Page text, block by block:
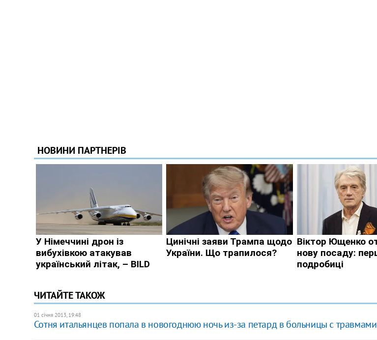
ЧИТАЙТЕ ТАКОЖ
01 січня 2013, 19:48
Сотня итальянцев попала в новогоднюю ночь из-за петард в больницы с травмами